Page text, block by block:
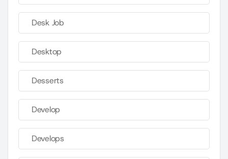
Desk Job
Desktop
Desserts
Develop
Develops